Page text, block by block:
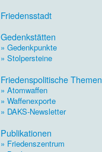
Friedensstadt
Gedenkstätten
» Gedenkpunkte
» Stolpersteine
Friedenspolitische Themen
» Atomwaffen
» Waffenexporte
» DAKS-Newsletter
Publikationen
» Friedenszentrum